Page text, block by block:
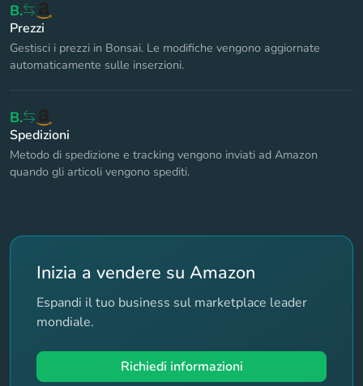
B.
Prezzi
Gestisci i prezzi in Bonsai. Le modifiche vengono aggiornate
automaticamente sulle inserzioni.
B.
Spedizioni
Metodo di spedizione e tracking vengono inviati ad Amazon
quando gli articoli vengono spediti.
Inizia a vendere su Amazon
Espandi il tuo business sul marketplace leader
mondiale.
Richiedi informazioni